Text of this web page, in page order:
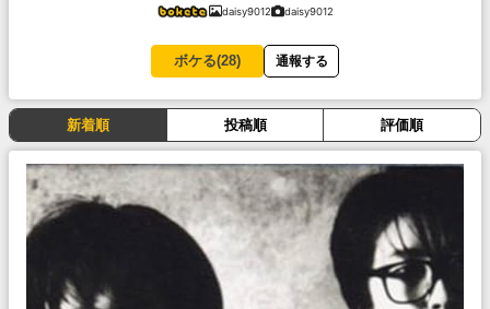
daisy9012 daisy9012
ボケる(28) 通報する
新着順 投稿順 評価順